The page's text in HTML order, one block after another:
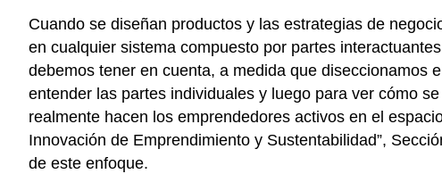
Cuando se diseñan productos y las estrategias de
en cualquier sistema compuesto por partes
debemos tener en cuenta, a medida que diseccionamos
entender las partes individuales y luego para ver cómo
realmente hacen los emprendedores activos en el
Innovación de Emprendimiento y Sustentabilidad”,
de este enfoque.